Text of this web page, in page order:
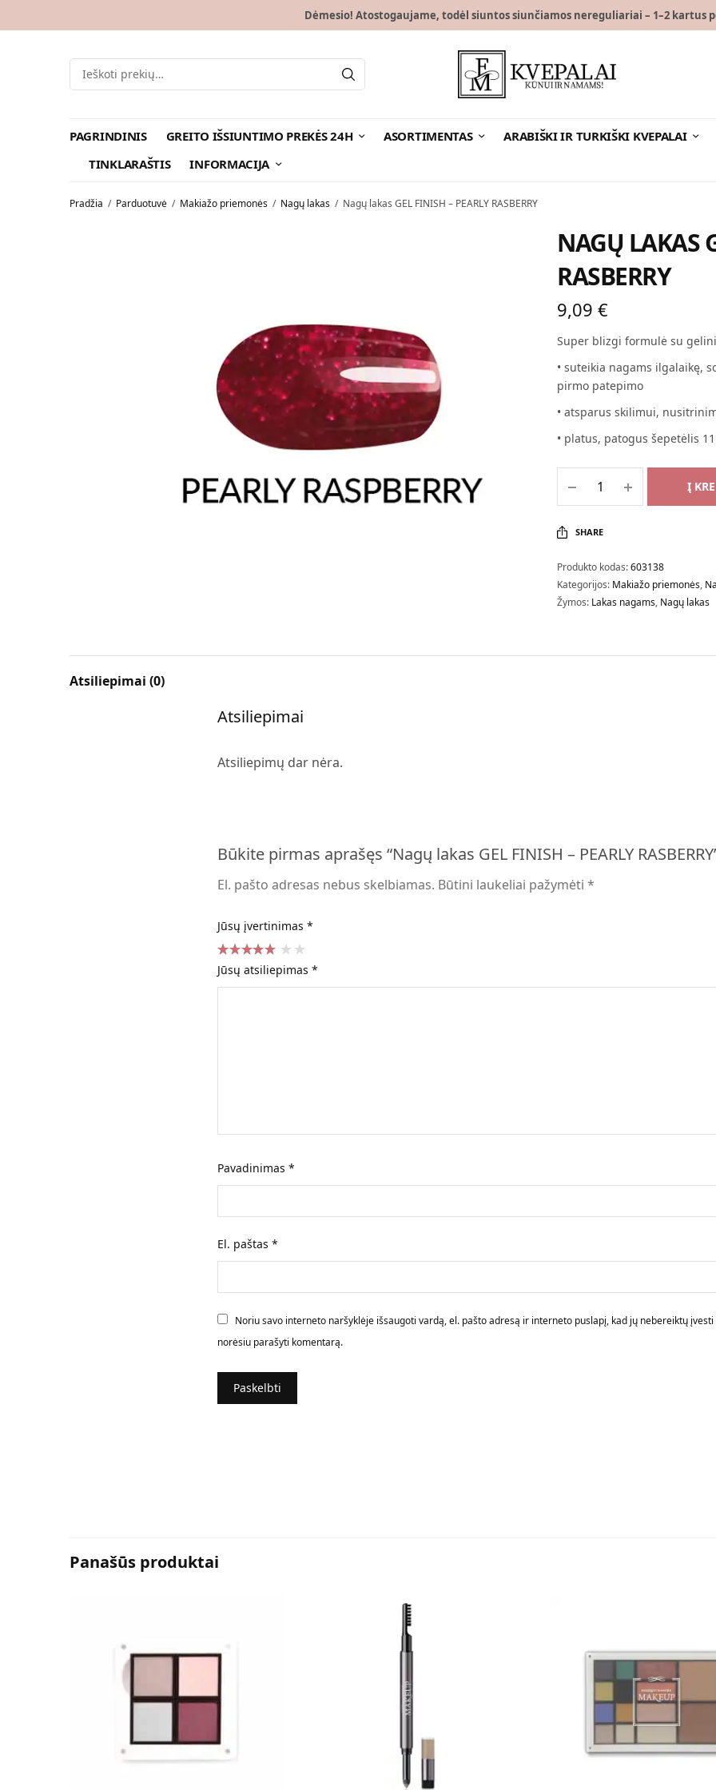
Dėmesio! Atostogaujame, todėl siuntos siunčiamos nereguliariai – 1–2 kartus
PAGRINDINIS GREITO IŠSIUNTIMO PREKĖS 24H ASORTIMENTAS
ARABIŠKI IR TURKIŠKI KVEPALAI
TINKLARAŠTIS
INFORMACIJA
Pradžia / Parduotuvė / Makiažo priemonės / Nagų lakas / Nagų lakas GEL FINISH – PEARLY RASBERRY
NAGŲ LAKAS
RASBERRY
9,09€
Super blizgi formulė su
• suteikia nagams ilgalaikę,
pirmo patepimo
• atsparus skilimui,
• platus, patogus šepetėlis
Į
SHARE
Produkto kodas:603138
Kategorijos: Makiažo priemonės,
Žymos: Lakas nagams, Nagų lakas
Atsiliepimai (0)
Atsiliepimai
Atsiliepimų dar nėra.
Būkite pirmas aprašęs “Nagų lakas GEL FINISH – PEARLY
El. pašto adresas nebus skelbiamas. Būtini laukeliai pažymėti*
Jūsų įvertinimas *
Jūsų atsiliepimas*
Pavadinimas*
El. paštas*
Noriu savo interneto naršyklėje išsaugoti vardą, el. pašto adresą ir interneto puslapį, kad jų nebereiktų
norėsiu parašyti komentarą.
Panašūs produktai